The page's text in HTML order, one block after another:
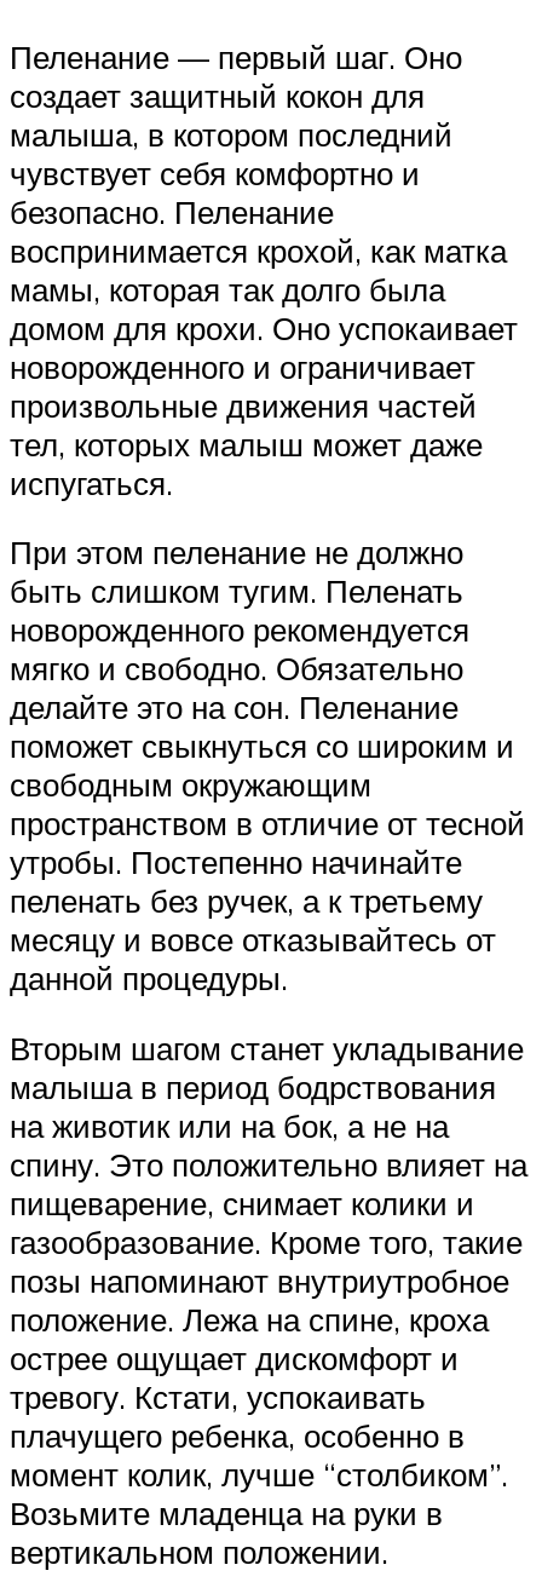
Пеленание — первый шаг. Оно
создает защитный кокон для
малыша, в котором последний
чувствует себя комфортно и
безопасно. Пеленание
воспринимается крохой, как матка
мамы, которая так долго была
домом для крохи. Оно успокаивает
новорожденного и ограничивает
произвольные движения частей
тел, которых малыш может даже
испугаться.
При этом пеленание не должно
быть слишком тугим. Пеленать
новорожденного рекомендуется
мягко и свободно. Обязательно
делайте это на сон. Пеленание
поможет свыкнуться со широким и
свободным окружающим
пространством в отличие от тесной
утробы. Постепенно начинайте
пеленать без ручек, а к третьему
месяцу и вовсе отказывайтесь от
данной процедуры.
Вторым шагом станет укладывание
малыша в период бодрствования
на животик или на бок, а не на
спину. Это положительно влияет на
пищеварение, снимает колики и
газообразование. Кроме того, такие
позы напоминают внутриутробное
положение. Лежа на спине, кроха
острее ощущает дискомфорт и
тревогу. Кстати, успокаивать
плачущего ребенка, особенно в
момент колик, лучше “столбиком”.
Возьмите младенца на руки в
вертикальном положении.